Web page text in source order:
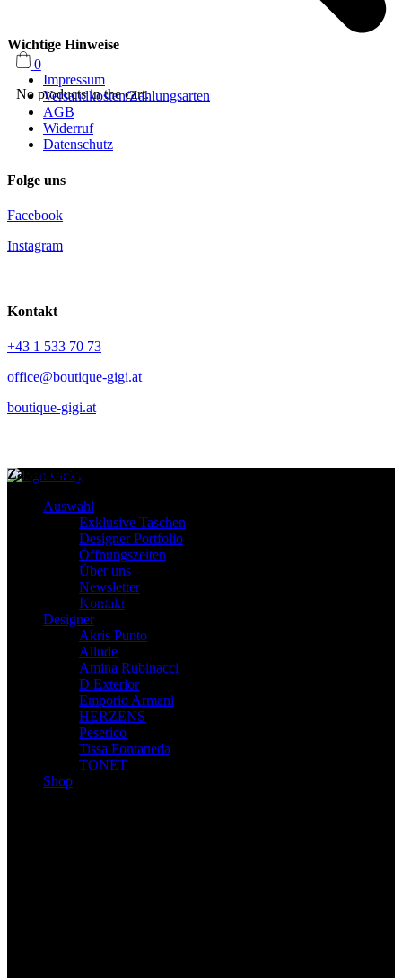
0
No products in the cart.
Auswahl
Exklusive Taschen
Designer Portfolio
Öffnungszeiten
Über uns
Newsletter
Kontakt
Designer
Akris Punto
Allude
Amina Rubinacci
D.Exterior
Emporio Armani
HERZENS
Peserico
Tissa Fontaneda
TONET
Shop
Wichtige Hinweise
Impressum
Versandkosten/Zahlungsarten
AGB
Widerruf
Datenschutz
Folge uns
Facebook
Instagram
Kontakt
+43 1 533 70 73
office@boutique-gigi.at
boutique-gigi.at
Zahlungsmittel – Versand
Diese Seite und deren Inhalte sind urheberrechtlich geschützt